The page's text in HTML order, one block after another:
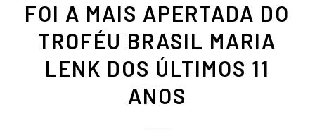
FOI A MAIS APERTADA DO
TROFÉU BRASIL MARIA
LENK DOS ÚLTIMOS 11
ANOS